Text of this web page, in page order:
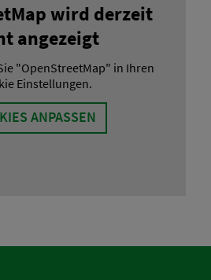
wird derzeit
angezeigt
"OpenStreetMap" in Ihren
Einstellungen.
ANPASSEN